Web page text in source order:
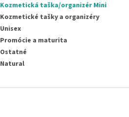
Kozmetická taška/organizér Mini
Kozmetické tašky a organizéry
Unisex
Promócie a maturita
Ostatné
Natural